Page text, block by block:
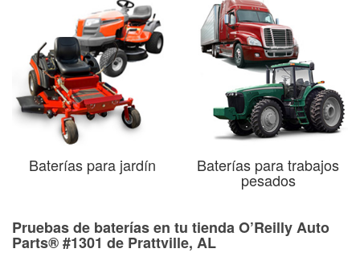
Baterías para jardín Baterías para trabajos
pesados
Pruebas de baterías en tu tienda O’Reilly Auto
Parts® #1301 de Prattville, AL